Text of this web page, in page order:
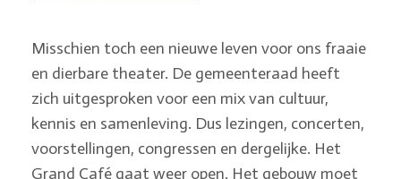
Misschien toch een nieuwe leven voor ons fraaie
en dierbare theater. De gemeenteraad heeft
zich uitgesproken voor een mix van cultuur,
kennis en samenleving. Dus lezingen, concerten,
voorstellingen, congressen en dergelijke. Het
Grand Café gaat weer open. Het gebouw moet